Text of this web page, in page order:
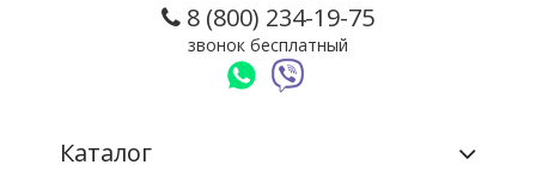
8 (800) 234-19-75
звонок бесплатный
Каталог